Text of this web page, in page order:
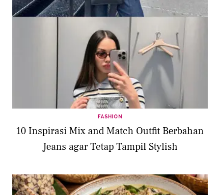
FASHION
10 Inspirasi Mix and Match Outfit Berbahan
Jeans agar Tetap Tampil Stylish